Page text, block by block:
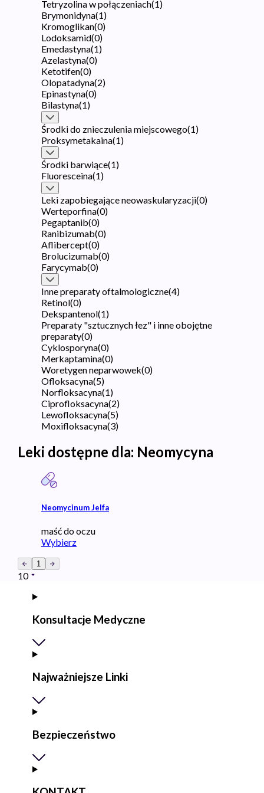
Tetryzolina w połączeniach(1)
Brymonidyna(1)
Kromoglikan(0)
Lodoksamid(0)
Emedastyna(1)
Azelastyna(0)
Ketotifen(0)
Olopatadyna(2)
Epinastyna(0)
Bilastyna(1)
Środki do znieczulenia miejscowego(1)
Proksymetakaina(1)
Środki barwiące(1)
Fluoresceina(1)
Leki zapobiegające neowaskularyzacji(0)
Werteporfina(0)
Pegaptanib(0)
Ranibizumab(0)
Aflibercept(0)
Brolucizumab(0)
Farycymab(0)
Inne preparaty oftalmologiczne(4)
Retinol(0)
Dekspantenol(1)
Preparaty "sztucznych łez" i inne obojętne
preparaty(0)
Cyklosporyna(0)
Merkaptamina(0)
Woretygen neparwowek(0)
Ofloksacyna(5)
Norfloksacyna(1)
Ciprofloksacyna(2)
Lewofloksacyna(5)
Moxifloksacyna(3)
Leki dostępne dla: Neomycyna
Neomycinum Jelfa
maść do oczu
Wybierz
1
10
Konsultacje Medyczne
Najważniejsze Linki
Bezpieczeństwo